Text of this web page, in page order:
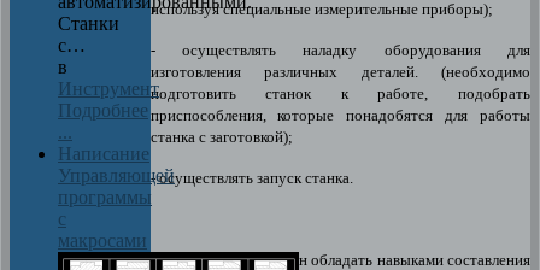
используя специальные измерительные приборы);
- осуществлять наладку оборудования для
изготовления различных деталей. (необходимо
подготовить станок к работе, подобрать
приспособления, которые понадобятся для работы
станка с заготовкой);
- осуществлять запуск станка.
Оператор ЧПУ должен обладать навыками составления
Станки
с…
в
Инструмент
Подробнее
...
Написание
Управляющей
программы
с
макросами